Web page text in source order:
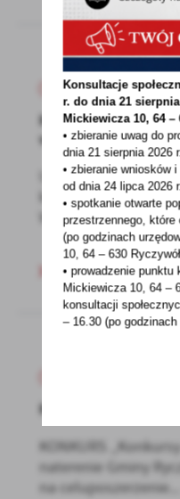
04 - 10 - 2021
Konkurs „Aktywne
w Wielkopolsce"
Uprzejmie
konkursie „Aktywne
Wiejskich w
KONKURSY DLA
KONKURS
naterenie Gminy
na celuposzerzenie...
Konsultacje
r. do dnia 21
Mickiewicza 10, 64 –
• zbieranie uwag do
dnia 21 sierpnia 2026
• zbieranie wniosków
od dnia 24 lipca 2026
• spotkanie otwarte
przestrzennego,
(po godzinach
10, 64 – 630
• prowadzenie
Mickiewicza 10, 64 –
konsultacji
– 16.30 (po godzinach